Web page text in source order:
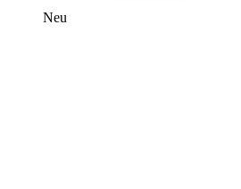
Neu